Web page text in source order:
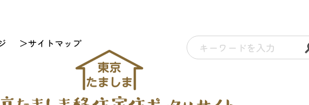
＞サイトマップ